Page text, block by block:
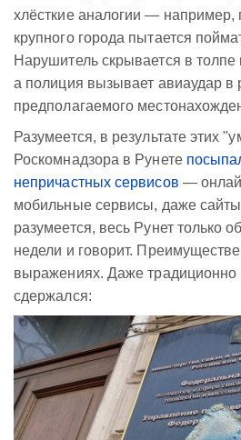
хлёсткие аналогии — например,
крупного города пытается
Нарушитель скрывается в
а полиция вызывает авиаудар в
предполагаемого
Разумеется, в результате этих
Роскомнадзора в Рунете
непричастных сервисов —
мобильные сервисы, даже
разумеется, весь Рунет только
недели и говорит.
выражениях. Даже
сдержался: